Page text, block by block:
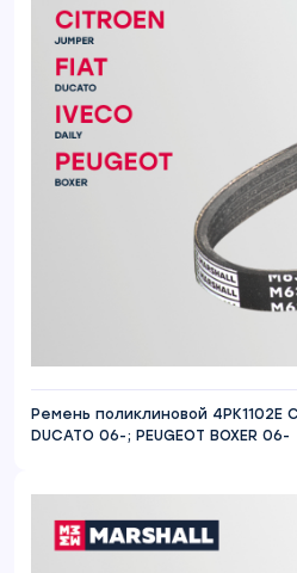
Ремень поликлиновой 4PK1102E
DUCATO 06-; PEUGEOT BOXER 06-